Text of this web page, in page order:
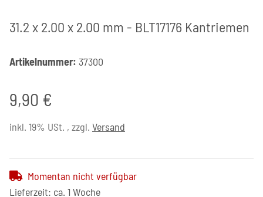
31.2 x 2.00 x 2.00 mm - BLT17176 Kantriemen
Artikelnummer: 37300
9,90 €
inkl. 19% USt. , zzgl. Versand
Momentan nicht verfügbar
Lieferzeit: ca. 1 Woche